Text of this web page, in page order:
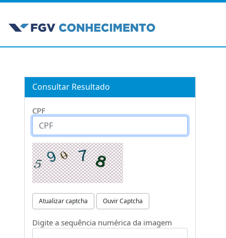
Consultar Resultado
CPF
Atualizar captcha Ouvir Captcha
Digite a sequência numérica da imagem